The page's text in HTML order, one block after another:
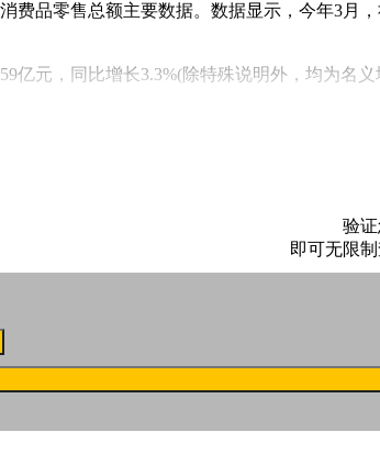
费品零售总额主要数据。数据显示，今年3月
亿元，同比增长3.3%(除特殊说明外，均为名
验
即可无限